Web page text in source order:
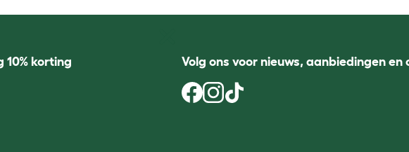
10% korting Volg ons voor nieuws, aanbiedingen